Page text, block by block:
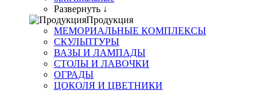
Развернуть ↓
Продукция
МЕМОРИАЛЬНЫЕ КОМПЛЕКСЫ
СКУЛЬПТУРЫ
ВАЗЫ И ЛАМПАДЫ
СТОЛЫ И ЛАВОЧКИ
ОГРАДЫ
ЦОКОЛЯ И ЦВЕТНИКИ